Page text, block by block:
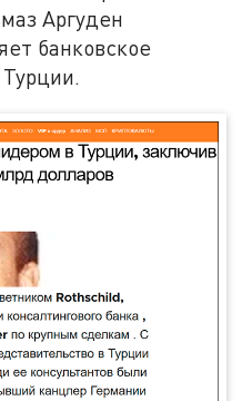
Аргуден
банковское